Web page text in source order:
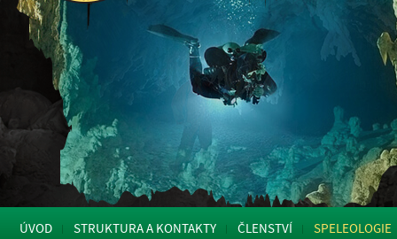
ÚVOD STRUKTURA A KONTAKTY ČLENSTVÍ SPELEOLOGIE